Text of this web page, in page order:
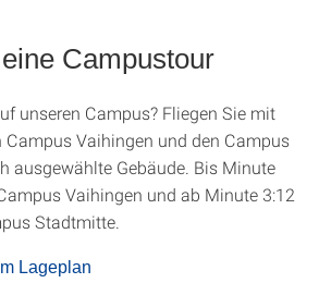
Campustour
unseren Campus? Fliegen Sie mit
Campus Vaihingen und den Campus
ausgewählte Gebäude. Bis Minute
Vaihingen und ab Minute 3:12
Stadtmitte.
Lageplan